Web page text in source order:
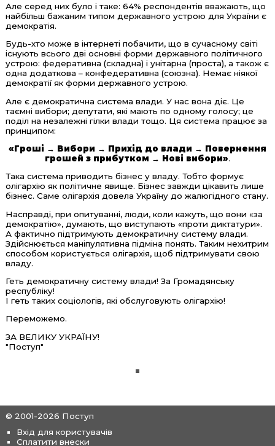
Але серед них було і таке: 64% респондентів вважають, що
найбільш бажаним типом державного устрою для України є
демократія.
Будь-хто може в інтернеті побачити, що в сучасному світі
існують всього дві основні форми державного політичного
устрою: федеративна (складна) і унітарна (проста), а також є
одна додаткова – конфедеративна (союзна). Немає ніякої
демократії як форми державного устрою.
Але є демократична система влади. У нас вона діє. Це
таємні вибори; депутати, які мають по одному голосу; це
поділ на незалежні гілки влади тощо. Ця система працює за
принципом:
«Гроші → Вибори → Прихід до влади → Повернення
грошей з прибутком → Нові вибори».
Така система приводить бізнес у владу. Тобто формує
олігархію як політичне явище. Бізнес завжди цікавить лише
бізнес. Саме олігархія довела Україну до жалюгідного стану.
Насправді, при опитуванні, люди, коли кажуть, що вони «за
демократію», думають, що виступають «проти диктатури».
А фактично підтримують демократичну систему влади.
Здійснюється маніпулятивна підміна понять. Таким нехитрим
способом користується олігархія, щоб підтримувати свою
владу.
Геть демократичну систему влади! За Громадянську
республіку!
І геть таких соціологів, які обслуговують олігархію!
Переможемо.
ЗА ВЕЛИКУ УКРАЇНУ!
"Поступ"
© 2001-2026 Поступ
Вхід для користувачів
Сплатити внески